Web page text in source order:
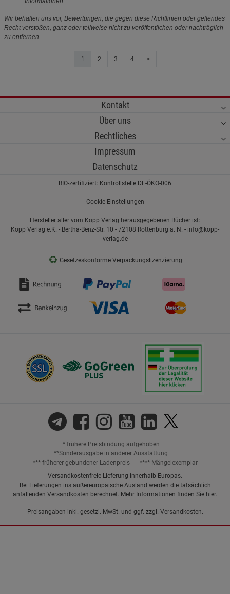
Wir behalten uns vor, Bewertungen, die gegen diese Richtlinien oder geltendes
Recht verstoßen, ganz oder teilweise nicht zu veröffentlichen oder nachträglich
zu entfernen.
1 2 3 4 >
Kontakt
Über uns
Rechtliches
Impressum
Datenschutz
BIO-zertifiziert: Kontrollstelle DE-ÖKO-006
Cookie-Einstellungen
Hersteller aller vom Kopp Verlag herausgegebenen Bücher ist:
Kopp Verlag e.K. - Bertha-Benz-Str. 10 - 72108 Rottenburg a. N. - info@kopp-
verlag.de
♻ Gesetzeskonforme Verpackungslizenzierung
* frühere Preisbindung aufgehoben
**Sonderausgabe in anderer Ausstattung
*** früherer gebundener Ladenpreis
**** Mängelexemplar
Versandkostenfreie Lieferung innerhalb Europas.
Bei Lieferungen ins außereuropäische Ausland werden die tatsächlich
anfallenden Versandkosten berechnet. Mehr Informationen finden Sie hier.
Preisangaben inkl. gesetzl. MwSt. und ggf. zzgl. Versandkosten.